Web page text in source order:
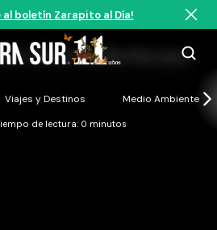
al boletín Zarapito al Día!
Viajes y Destinos Medio Ambiente
©Romina Bevilacqua
de lectura: 0 minutos